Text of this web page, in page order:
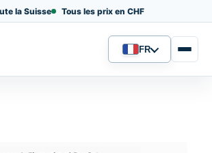
la Suisse Tous les prix en CHF
Langue
FR